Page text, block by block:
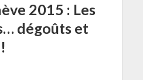
2015 : Les
dégoûts et